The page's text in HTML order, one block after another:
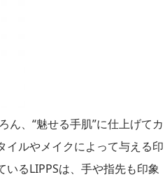
、“魅せる手肌”に仕上げてカ
イルやメイクによって与える印
るLIPPSは、手や指先も印象